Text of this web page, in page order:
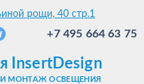
рощи, 40 стр.1
+7 495 664 63 75
InsertDesign
И МОНТАЖ ОСВЕЩЕНИЯ